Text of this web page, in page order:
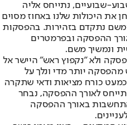
שבועיים, נתייחס אליה
את היכולות שלנו באחוז מסוים
נתקדם בזהירות. בהפסקות
ההפסקה ובפרמטרים
ונמשיך משם.
ולא "נקפוץ ראש" היישר אל
יותר מדי ונלך על
כורח מציאות ודאי שתקרה
לאורך ההפסקה, נבחר
באורך ההפסקה